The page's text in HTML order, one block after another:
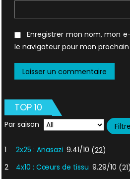
Enregistrer mon nom, mon
le navigateur pour mon
TOP 10
Par saison
1 2x25 : Anasazi 9.41/10 (22)
2
4x10 : Cœurs de tissu 9.29/10 (21)